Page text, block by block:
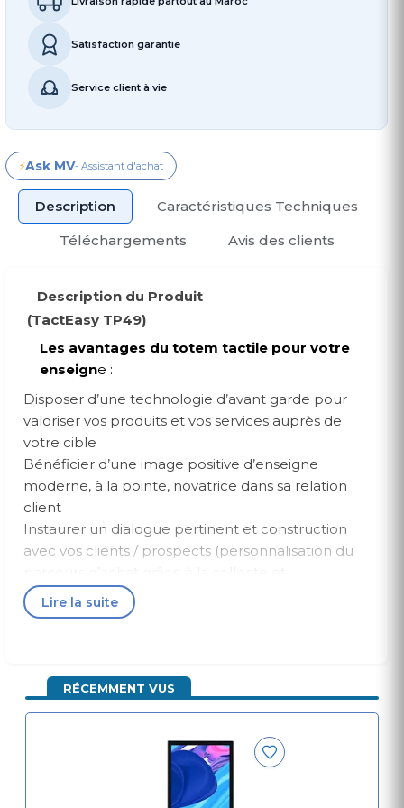
Satisfaction garantie
Service client à vie
⚡Ask MV- Assistant d'achat
Description
Caractéristiques Techniques
Téléchargements
Avis des clients
Description du Produit
(TactEasy TP49)
Les avantages du totem tactile pour votre
enseigne :
Disposer d’une technologie d’avant garde pour
valoriser vos produits et vos services auprès de
votre cible
Bénéficier d’une image positive d’enseigne
moderne, à la pointe, novatrice dans sa relation
client
Instaurer un dialogue pertinent et construction
avec vos clients / prospects (personnalisation du
l’exploitation de données clients)
Équiper votre force de vente d’un outil de
références que vous ne pouvez pas exposer en
boutique (extension de gamme)
Profiter d’une expérience d’achat personnalisée
grâce aux nouvelles technologies
Lire la suite
RÉCEMMENT VUS